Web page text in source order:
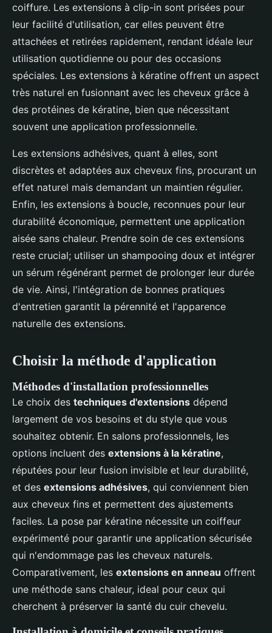
coiffure. Les extensions à clip-in sont prisées pour
leur facilité d'utilisation, car elles peuvent être
attachées et retirées rapidement, rendant idéale leur
utilisation quotidienne ou pour des occasions
spéciales. Les extensions à kératine offrent un aspect
très naturel en fusionnant avec les cheveux grâce à
des protéines de kératine, bien que nécessitant
souvent une application professionnelle.
Les extensions adhésives, quant à elles, sont
discrètes et adaptées aux cheveux fins, procurant un
effet naturel mais demandant un maintien régulier.
Enfin, les extensions à boucle, reconnues pour leur
durabilité économique, permettent une application
aisée sans chaleur. Prendre soin de ces extensions
reste crucial; utiliser un shampooing doux et intégrer
un sérum régénérant permet de prolonger leur durée
de vie. Ainsi, l'intégration de bonnes pratiques
d'entretien garantit la pérennité et l'apparence
naturelle des extensions.
Choisir la méthode d'application
Méthodes d'installation professionnelles
Le choix des techniques d'extensions dépend
largement de vos besoins et du style que vous
souhaitez obtenir. En salons professionnels, les
options incluent des extensions à la kératine,
réputées pour leur fusion invisible et leur durabilité,
et des extensions adhésives, qui conviennent bien
aux cheveux fins et permettent des ajustements
faciles. La pose par kératine nécessite un coiffeur
expérimenté pour garantir une application sécurisée
qui n'endommage pas les cheveux naturels.
Comparativement, les extensions en anneau offrent
une méthode sans chaleur, ideal pour ceux qui
cherchent à préserver la santé du cuir chevelu.